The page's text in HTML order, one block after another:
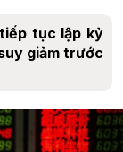
tục lập kỷ
giảm trước